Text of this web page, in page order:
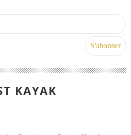
KAYAK